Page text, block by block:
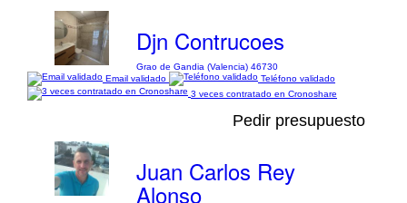
Djn Contrucoes
Grao de Gandia (Valencia) 46730
Email validado
Teléfono validado
3 veces contratado en Cronoshare
Pedir presupuesto
Juan Carlos Rey
Alonso